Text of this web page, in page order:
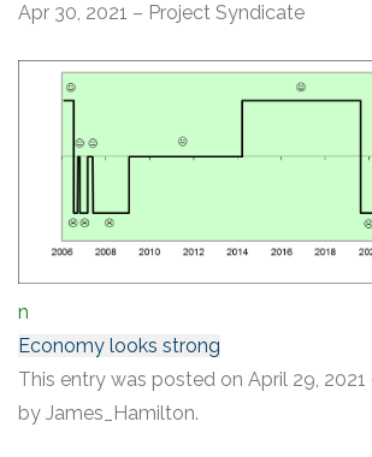
Apr 30, 2021 – Project Syndicate
n
Economy looks strong
This entry was posted on April 29,
by James_Hamilton.